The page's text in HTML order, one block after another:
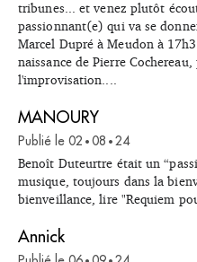
tribunes... et venez plutôt
passionnant(e) qui va se
Marcel Dupré à Meudon à
naissance de Pierre
l'improvisation....
MANOURY
Publié le 02 • 08 • 24
Benoît Duteurtre était un
musique, toujours dans la
bienveillance, lire "Requiem
Annick